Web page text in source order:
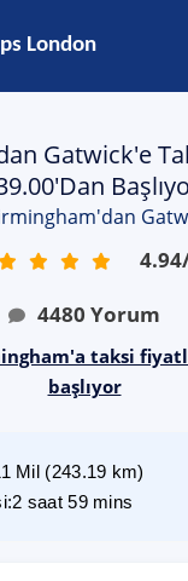
London
Gatwick'e
4.94
4480 Yorum
taksi
başlıyor
Mil (243.19 km)
:2 saat 59 mins